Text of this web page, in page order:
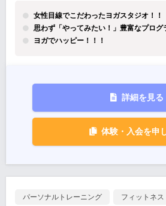
女性目線でこだわったヨガスタジオ！！
思わず「やってみたい！」豊富なプログ
ヨガでハッピー！！！
詳細を見る
体験・入会を申
パーソナルトレーニング フィットネ